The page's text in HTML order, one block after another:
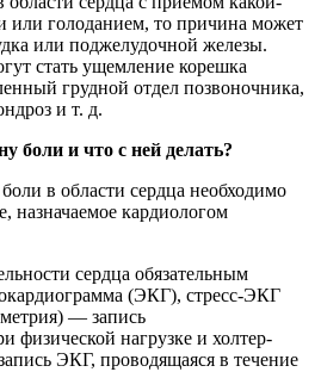
или голоданием, то причина может
или поджелудочной железы.
стать ущемление корешка
грудной отдел позвоночника,
и т. д.
боли и что с ней делать?
в области сердца необходимо
назначаемое кардиологом
сердца обязательным
(ЭКГ), стресс-ЭКГ
— запись
физической нагрузке и холтер-
ЭКГ, проводящаяся в течение